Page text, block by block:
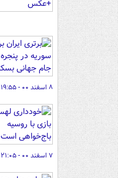
۸ اسفند ۰۰ - ۱۹:۵۵
۷ اسفند ۰۰ - ۲۱:۰۵